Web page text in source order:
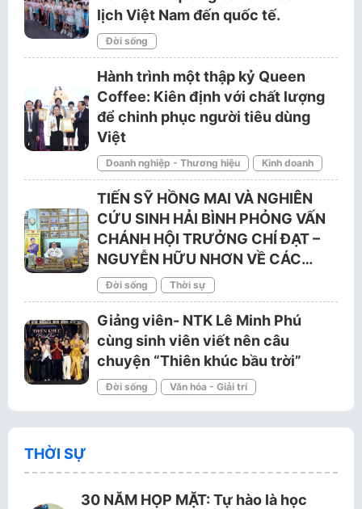
lịch Việt Nam đến quốc tế.
Đời sống
Hành trình một thập kỷ Queen
Coffee: Kiên định với chất lượng
để chinh phục người tiêu dùng
Việt
Doanh nghiệp - Thương hiệu Kinh doanh
TIẾN SỸ HỒNG MAI VÀ NGHIÊN
CỨU SINH HẢI BÌNH PHỎNG VẤN
CHÁNH HỘI TRƯỞNG CHÍ ĐẠT –
NGUYỄN HỮU NHƠN VỀ CÁC…
Đời sống Thời sự
Giảng viên- NTK Lê Minh Phú
cùng sinh viên viết nên câu
chuyện “Thiên khúc bầu trời”
Đời sống Văn hóa - Giải trí
THỜI SỰ
30 NĂM HỌP MẶT: Tự hào là học